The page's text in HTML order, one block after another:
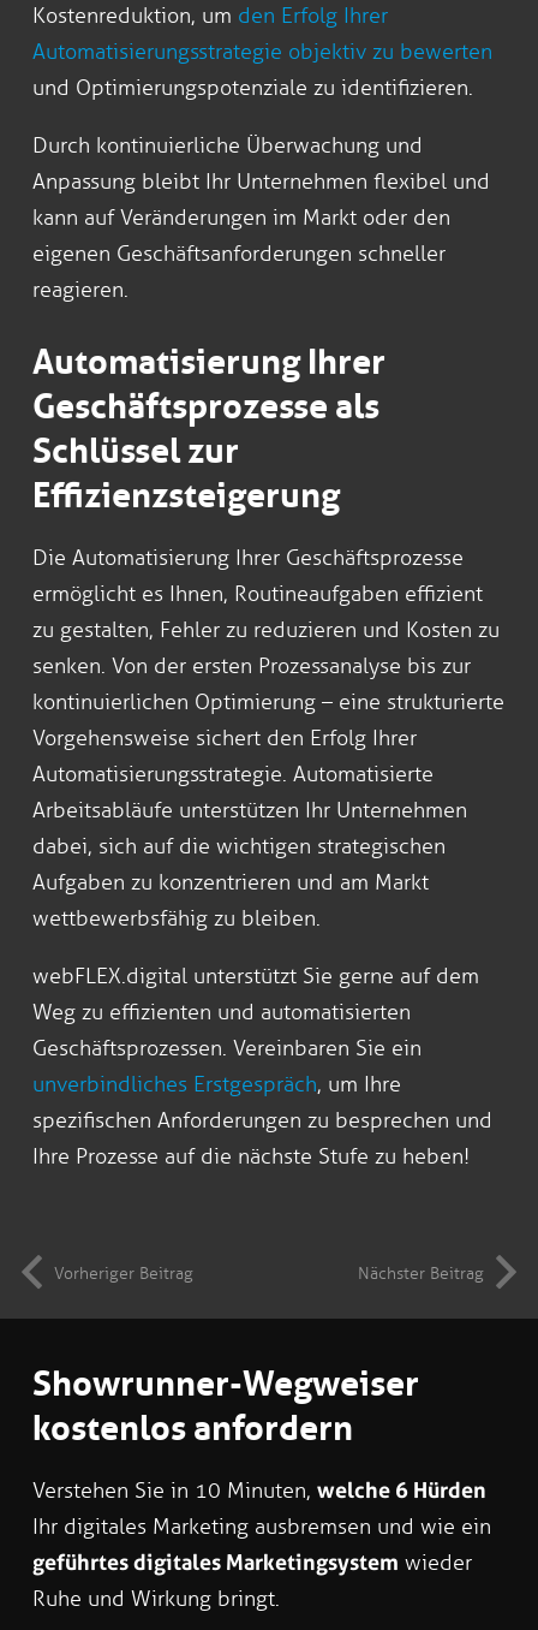
Kostenreduktion, um den Erfolg Ihrer
Automatisierungsstrategie objektiv zu bewerten
und Optimierungspotenziale zu identifizieren.
Durch kontinuierliche Überwachung und
Anpassung bleibt Ihr Unternehmen flexibel und
kann auf Veränderungen im Markt oder den
eigenen Geschäftsanforderungen schneller
reagieren.
Automatisierung Ihrer
Geschäftsprozesse als
Schlüssel zur
Effizienzsteigerung
Die Automatisierung Ihrer Geschäftsprozesse
ermöglicht es Ihnen, Routineaufgaben effizient
zu gestalten, Fehler zu reduzieren und Kosten zu
senken. Von der ersten Prozessanalyse bis zur
kontinuierlichen Optimierung – eine strukturierte
Vorgehensweise sichert den Erfolg Ihrer
Automatisierungsstrategie. Automatisierte
Arbeitsabläufe unterstützen Ihr Unternehmen
dabei, sich auf die wichtigen strategischen
Aufgaben zu konzentrieren und am Markt
wettbewerbsfähig zu bleiben.
webFLEX.digital unterstützt Sie gerne auf dem
Weg zu effizienten und automatisierten
Geschäftsprozessen. Vereinbaren Sie ein
unverbindliches Erstgespräch, um Ihre
spezifischen Anforderungen zu besprechen und
Ihre Prozesse auf die nächste Stufe zu heben!
Vorheriger Beitrag Nächster Beitrag
Showrunner-Wegweiser
kostenlos anfordern
Verstehen Sie in 10 Minuten, welche 6 Hürden
Ihr digitales Marketing ausbremsen und wie ein
geführtes digitales Marketingsystem wieder
Ruhe und Wirkung bringt.